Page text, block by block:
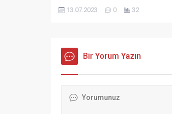
TÜMGENERAL AHMET KAVUKCU,
Tümgeneral Ahmet Kavukcu, İl
Jandarma Komutanı Tuğgeneral
Emrullah Büyük ile birlikte Siirt Valisi
Hacıbektaşoğlu’nu makamında
13.07.2023 0 32
Bir Yorum Yazın